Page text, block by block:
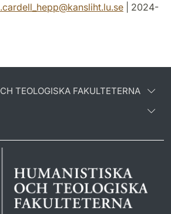
@kansliht.lu.se | 2024-
TEOLOGISKA FAKULTETERNA